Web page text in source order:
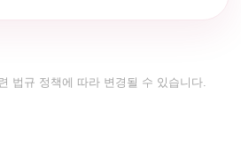
법규 정책에 따라 변경될 수 있습니다.